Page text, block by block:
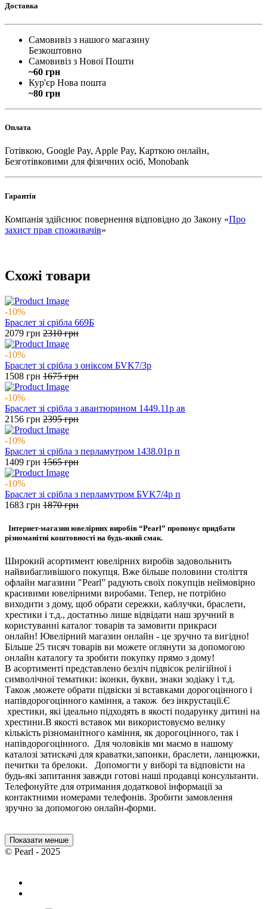
Доставка
Самовивіз з нашого магазину
Безкоштовно
Самовивіз з Нової Пошти
~60 грн
Кур'єр Нова пошта
~80 грн
Оплата
Готівкою, Google Pay, Apple Pay, Карткою онлайн,
Безготівковими для фізичних осіб, Monobank
Гарантія
Компанія здійснює повернення відповідно до Закону «Про
захист прав споживачів»
Схожі товари
-10%
Браслет зі срібла 669Б
2079 грн 2310грн
-10%
Браслет зі срібла з оніксом БVK7/3р
1508 грн 1675грн
-10%
Браслет зі срібла з авантюрином 1449.11р ав
2156 грн 2395грн
-10%
Браслет зі срібла з перламутром 1438.01р п
1409 грн 1565грн
-10%
Браслет зі срібла з перламутром БVK7/4р п
1683 грн 1870грн
Інтернет-магазин ювелірних виробів “Pearl” пропонує придбати
різноманітні коштовності на будь-який смак.
Широкий асортимент ювелірних виробів задовольнить
найвибагливішого покупця. Вже більше половини століття
офлайн магазини "Pearl” радують своїх покупців неймовірно
красивими ювелірними виробами. Тепер, не потрібно
виходити з дому, щоб обрати сережки, каблучки, браслети,
хрестики і т.д., достатньо лише відвідати наш зручний в
користуванні каталог товарів та замовити прикраси
онлайн! Ювелірний магазин онлайн - це зручно та вигідно!
Більше 25 тисяч товарів ви можете оглянути за допомогою
онлайн каталогу та зробити покупку прямо з дому!
В асортименті представлено безліч підвісок релігійної і
символічної тематики: іконки, букви, знаки зодіаку і т.д.
Також ,можете обрати підвіски зі вставками дорогоцінного і
напівдорогоцінного каміння, а також без інкрустації.Є
хрестики, які ідеально підходять в якості подарунку дитині на
хрестини.В якості вставок ми використовуємо велику
кількість різноманітного каміння, як дорогоцінного, так і
напівдорогоцінного. Для чоловіків ми маємо в нашому
каталозі затискачі для краватки,запонки, браслети, ланцюжки,
печитки та брелоки. Допомогти у виборі та відповісти на
будь-які запитання завжди готові наші продавці консультанти.
Телефонуйте для отримання додаткової інформації за
контактними номерами телефонів. Зробити замовлення
зручно за допомогою онлайн-форми.
Показати менше
© Pearl - 2025